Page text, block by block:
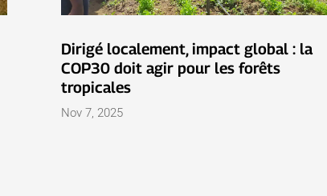
Dirigé localement, impact global : la
COP30 doit agir pour les forêts
tropicales
Nov 7, 2025